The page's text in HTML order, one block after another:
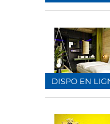
DISPO EN